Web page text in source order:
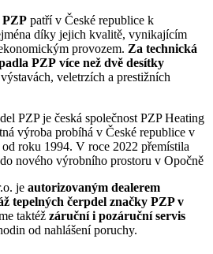
PZP patří v České republice k
díky jejich kvalitě, vynikajícím
provozem. Za technická
PZP více než dvě desítky
veletrzích a prestižních
PZP je česká společnost PZP Heating
výroba probíhá v České republice v
roku 1994. V roce 2022 přemístila
nového výrobního prostoru v Opočně
je autorizovaným dealerem
tepelných čerpdel značky PZP v
taktéž záruční i pozáruční servis
od nahlášení poruchy.